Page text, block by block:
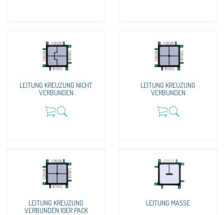
LEITUNG KREUZUNG NICHT
VERBUNDEN
LEITUNG KREUZUNG
VERBUNDEN
LEITUNG KREUZUNG
VERBUNDEN 10ER PACK
LEITUNG MASSE